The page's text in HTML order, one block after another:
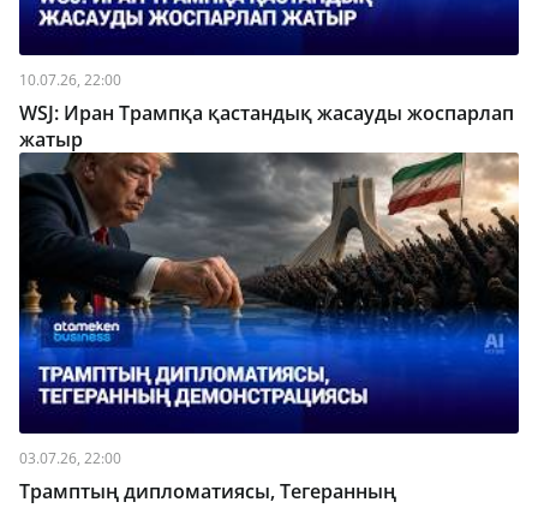
10.07.26, 22:00
WSJ: Иран Трампқа қастандық жасауды жоспарлап
жатыр
03.07.26, 22:00
Трамптың дипломатиясы, Тегеранның